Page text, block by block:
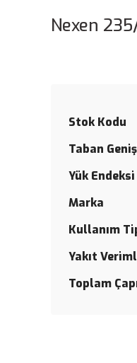
Nexen
Stok Kodu
Taban
Yük Endeksi
Marka
Kullanım
Yakıt
Toplam